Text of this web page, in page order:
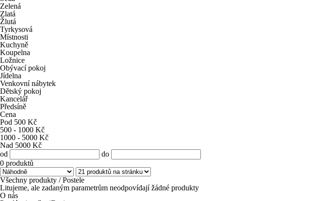
Zelená
Zlatá
Žlutá
Tyrkysová
Místnosti
Kuchyně
Koupelna
Ložnice
Obývací pokoj
Jídelna
Venkovní nábytek
Dětský pokoj
Kancelář
Předsíně
Cena
Pod 500 Kč
500 - 1000 Kč
1000 - 5000 Kč
Nad 5000 Kč
od
do
0 produktů
Všechny produkty / Postele
Litujeme, ale zadaným parametrům neodpovídají žádné produkty
O nás